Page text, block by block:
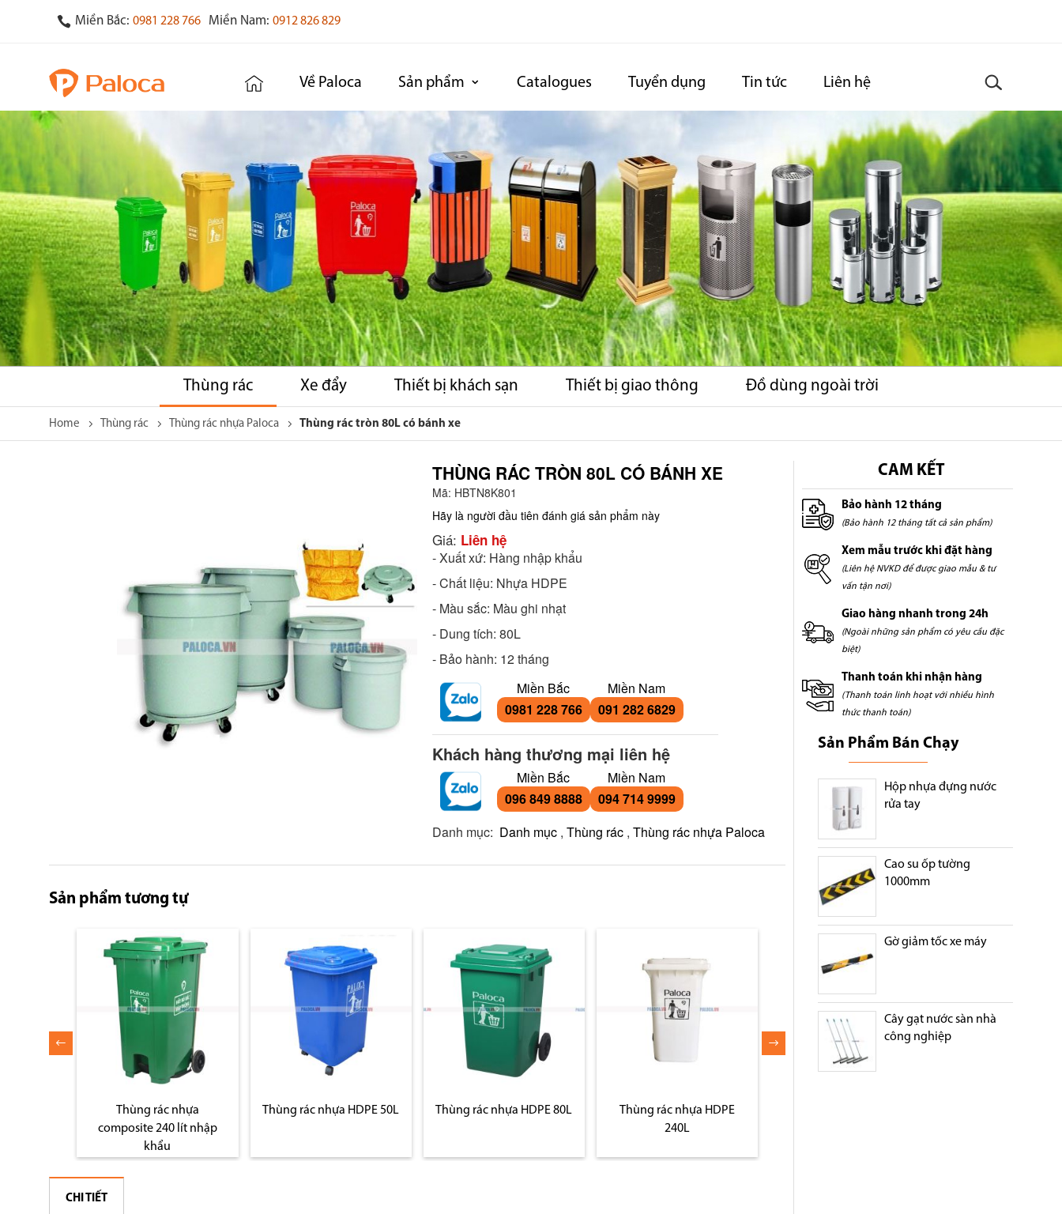
Miền Bắc: 0981 228 766 Miền Nam: 0912 826 829
Về Paloca Sản phẩm Catalogues Tuyển dụng Tin tức Liên hệ
Thùng rác Xe đẩy Thiết bị khách sạn Thiết bị giao thông Đồ dùng ngoài trời
Home Thùng rác Thùng rác nhựa Paloca Thùng rác tròn 80L có bánh xe
beginning
THÙNG RÁC TRÒN 80L CÓ BÁNH XE
Mã: HBTN8K801
Hãy là người đầu tiên đánh giá sản phẩm này
Giá: Liên hệ
- Xuất xứ: Hàng nhập khẩu
- Chất liệu: Nhựa HDPE
- Màu sắc: Màu ghi nhạt
- Dung tích: 80L
- Bảo hành: 12 tháng
Miền Bắc
0981 228 766
Miền Nam
091 282 6829
Khách hàng thương mại liên hệ
Miền Bắc
096 849 8888
Miền Nam
094 714 9999
Danh mục: Danh mục , Thùng rác , Thùng rác nhựa Paloca
Sản phẩm tương tự
Thùng rác nhựa
composite 240 lít nhập
khẩu
Thùng rác nhựa HDPE 50L Thùng rác nhựa HDPE 80L
Thùng rác nhựa HDPE
240L
CHI TIẾT
CAM KẾT
Bảo hành 12 tháng
(Bảo hành 12 tháng tất cả sản phẩm)
Xem mẫu trước khi đặt hàng
(Liên hệ NVKD để được giao mẫu & tư
vấn tận nơi)
Giao hàng nhanh trong 24h
(Ngoài những sản phẩm có yêu cầu đặc
biệt)
Thanh toán khi nhận hàng
(Thanh toán linh hoạt với nhiều hình
thức thanh toán)
Sản Phẩm Bán Chạy
Hộp nhựa đựng nước
rửa tay
Cao su ốp tường
1000mm
Gờ giảm tốc xe máy
Cây gạt nước sàn nhà
công nghiệp